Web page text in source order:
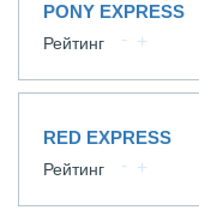
PONY EXPRESS
Рейтинг
RED EXPRESS
Рейтинг